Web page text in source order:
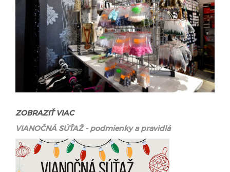
ZOBRAZIŤ VIAC
VIANOČNÁ SÚŤAŽ - podmienky a pravidlá